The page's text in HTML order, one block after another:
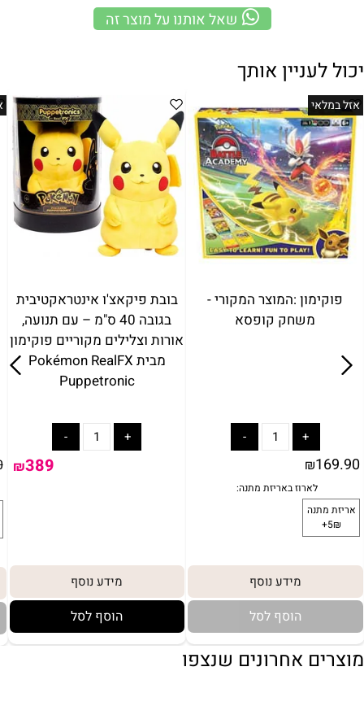
שאל אותנו על מוצר זה
יכול לעניין אותך
בובת פיקאצ'ו אינטראקטיבית
בגובה 40 ס"מ – עם תנועה,
אורות וצלילים מקוריים פוקימון
מבית Pokémon RealFX
Puppetronic
₪389
מידע נוסף
הוסף לסל
אזל במלאי
פוקימון :המוצר המקורי -
משחק קופסא
₪169.90
מידע נוסף
הוסף לסל
מוצרים אחרונים שנצפו